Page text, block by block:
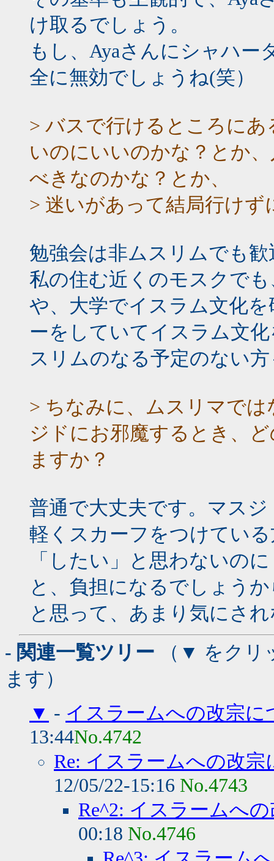
け取るでしょう。
もし、Ayaさんにシャハー
全に無効でしょうね(笑）
> バスで行けるところに
いのにいいのかな？とか
べきなのかな？とか、
> 迷いがあって結局行けず
勉強会は非ムスリムでも
私の住む近くのモスクで
や、大学でイスラム文化
ーをしていてイスラム文
スリムのなる予定のない
> ちなみに、ムスリマで
ジドにお邪魔するとき、
ますか？
普通で大丈夫です。マス
軽くスカーフをつけてい
「したい」と思わないの
と、負担になるでしょう
と思って、あまり気にさ
- 関連一覧ツリー （▼ をクリ
ます）
▼ - イスラームへの改宗に
13:44No.4742
Re: イスラームへの改
12/05/22-15:16 No.4743
Re^2: イスラームへ
00:18 No.4746